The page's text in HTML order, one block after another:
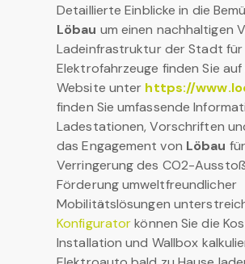
Detaillierte Einblicke in die
Löbau um einen nachhaltigen
Ladeinfrastruktur der Stadt für
Elektrofahrzeuge finden Sie
Website unter https://
finden Sie umfassende
Ladestationen, Vorschriften
das Engagement von Löbau
Verringerung des CO2-
Förderung umweltfreundlicher
Mobilitätslösungen
Konfiguratorkönnen Sie die
Installation und Wallbox